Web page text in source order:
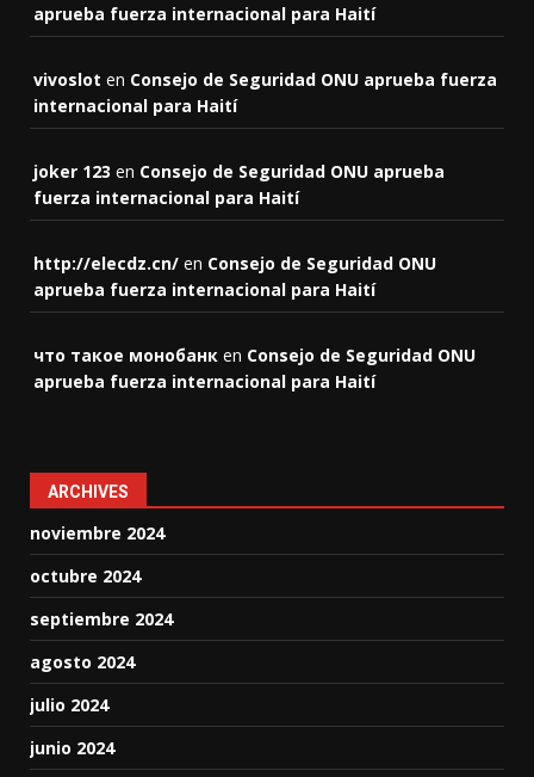
aprueba fuerza internacional para Haití
vivoslot en Consejo de Seguridad ONU aprueba fuerza
internacional para Haití
joker 123 en Consejo de Seguridad ONU aprueba
fuerza internacional para Haití
http://elecdz.cn/ en Consejo de Seguridad ONU
aprueba fuerza internacional para Haití
что такое монобанк en Consejo de Seguridad ONU
aprueba fuerza internacional para Haití
ARCHIVES
noviembre 2024
octubre 2024
septiembre 2024
agosto 2024
julio 2024
junio 2024